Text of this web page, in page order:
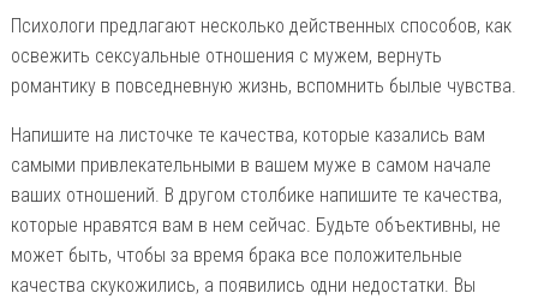
Психологи предлагают несколько действенных способов, как
освежить сексуальные отношения с мужем, вернуть
романтику в повседневную жизнь, вспомнить былые чувства.
Напишите на листочке те качества, которые казались вам
самыми привлекательными в вашем муже в самом начале
ваших отношений. В другом столбике напишите те качества,
которые нравятся вам в нем сейчас. Будьте объективны, не
может быть, чтобы за время брака все положительные
качества скукожились, а появились одни недостатки. Вы